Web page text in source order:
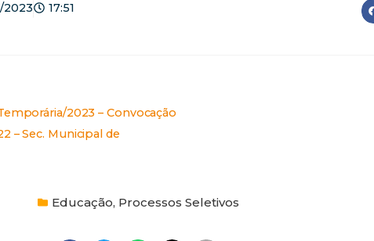
2023 17:51
2023 – Convocação
– Sec. Municipal de
Educação, Processos Seletivos